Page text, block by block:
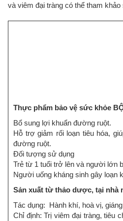
và viêm đại tràng có thể tham khảo
Thực phẩm bảo vệ sức khỏe
Bổ sung lợi khuẩn đường ruột.
Hỗ trợ giảm rối loạn tiêu hóa,
đường ruột.
Đối tượng sử dụng
Trẻ từ 1 tuổi trở lên và người lớn
Người uống kháng sinh gây loạn
Sản xuất từ thảo dược, tại nhà
Tác dụng: Hành khí, hoà vị,
Chỉ định: Trị viêm đại tràng, tiêu